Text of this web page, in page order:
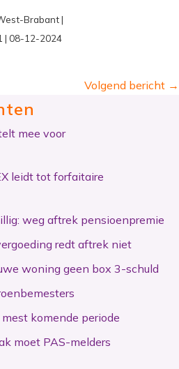
Brabant |
| 08-12-2024
Volgend bericht →
mee voor
leidt tot forfaitaire
weg aftrek pensioenpremie
redt aftrek niet
woning geen box 3-schuld
komende periode
moet PAS-melders